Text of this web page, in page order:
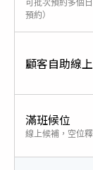
可批次預約多個
預約）
顧客自助線
滿班候位
線上候補，空位